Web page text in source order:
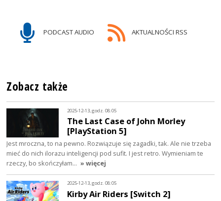
PODCAST AUDIO AKTUALNOŚCI RSS
Zobacz także
2025-12-13, godz. 08:05
The Last Case of John Morley
[PlayStation 5]
Jest mroczna, to na pewno. Rozwiązuje się zagadki, tak. Ale nie trzeba
mieć do nich ilorazu inteligencji pod sufit. I jest retro. Wymieniam te
rzeczy, bo skończyłam… » więcej
2025-12-13, godz. 08:05
Kirby Air Riders [Switch 2]